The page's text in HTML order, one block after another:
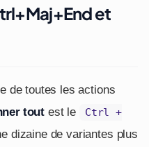
et
de toutes les actions
tout est le
Ctrl +
dizaine de variantes plus